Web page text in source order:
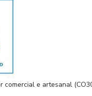
e artesanal